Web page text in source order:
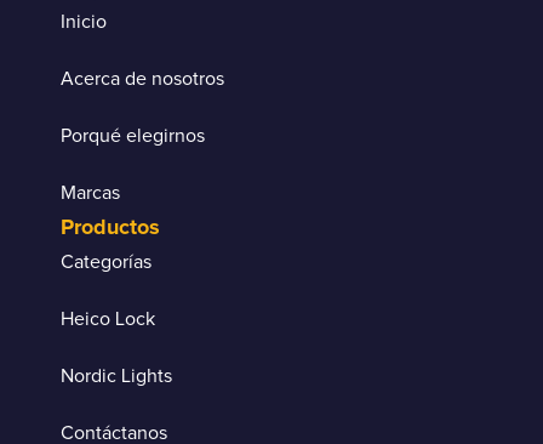
Inicio
Acerca de nosotros
Porqué elegirnos
Marcas
Productos
Categorías
Heico Lock
Nordic Lights
Contáctanos